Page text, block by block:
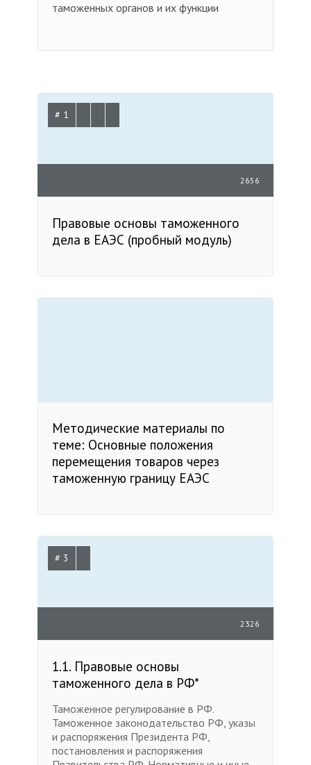
таможенных органов и их функции
# 1
2656
Правовые основы таможенного
дела в ЕАЭС (пробный модуль)
Методические материалы по
теме: Основные положения
перемещения товаров через
таможенную границу ЕАЭС
# 3
2326
1.1. Правовые основы
таможенного дела в РФ*
Таможенное регулирование в РФ.
Таможенное законодательство РФ, указы
и распоряжения Президента РФ,
постановления и распоряжения